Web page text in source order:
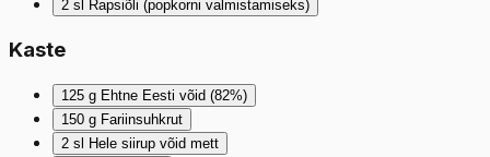
2 sl Rapsiõli (popkorni valmistamiseks)
Kaste
125 g Ehtne Eesti võid (82%)
150 g Fariinsuhkrut
2 sl Hele siirup võid mett